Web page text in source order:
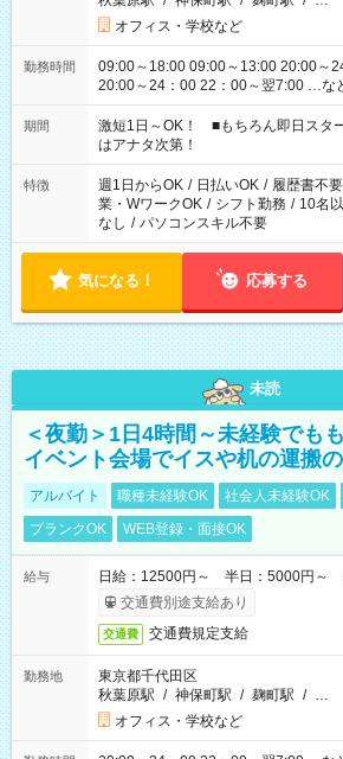
オフィス・学校など
勤務時間
09:00～18:00 09:00～13:00 20:00～
20:00～24：00 22：00～翌7:00 …など1日
シフトもございます！ お気軽にご相
期間
激短1日～OK！ ■もちろん即日スタ
はアナタ次第！
特徴 週1日からOK / 日払いOK / 履歴書不要
業・WワークOK / シフト勤務 / 10名
なし / パソコンスキル不要
気になる！ 応募する
未読
＜夜勤＞1日4時間～未経験でも
イベント会場でイスや机の運搬
アルバイト 職種未経験OK 社会人未経験OK
ブランクOK
WEB登録・面接OK
給与
日給：12500円～ 半日：5000円～
交通費別途支給あり
交通費 交通費規定支給
勤務地
東京都千代田区
秋葉原駅 / 神保町駅 / 麹町駅 / …
オフィス・学校など